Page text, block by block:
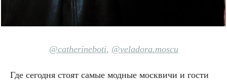
@catherineboti, @veladora.moscu
Где сегодня стоят самые модные москвичи и гости